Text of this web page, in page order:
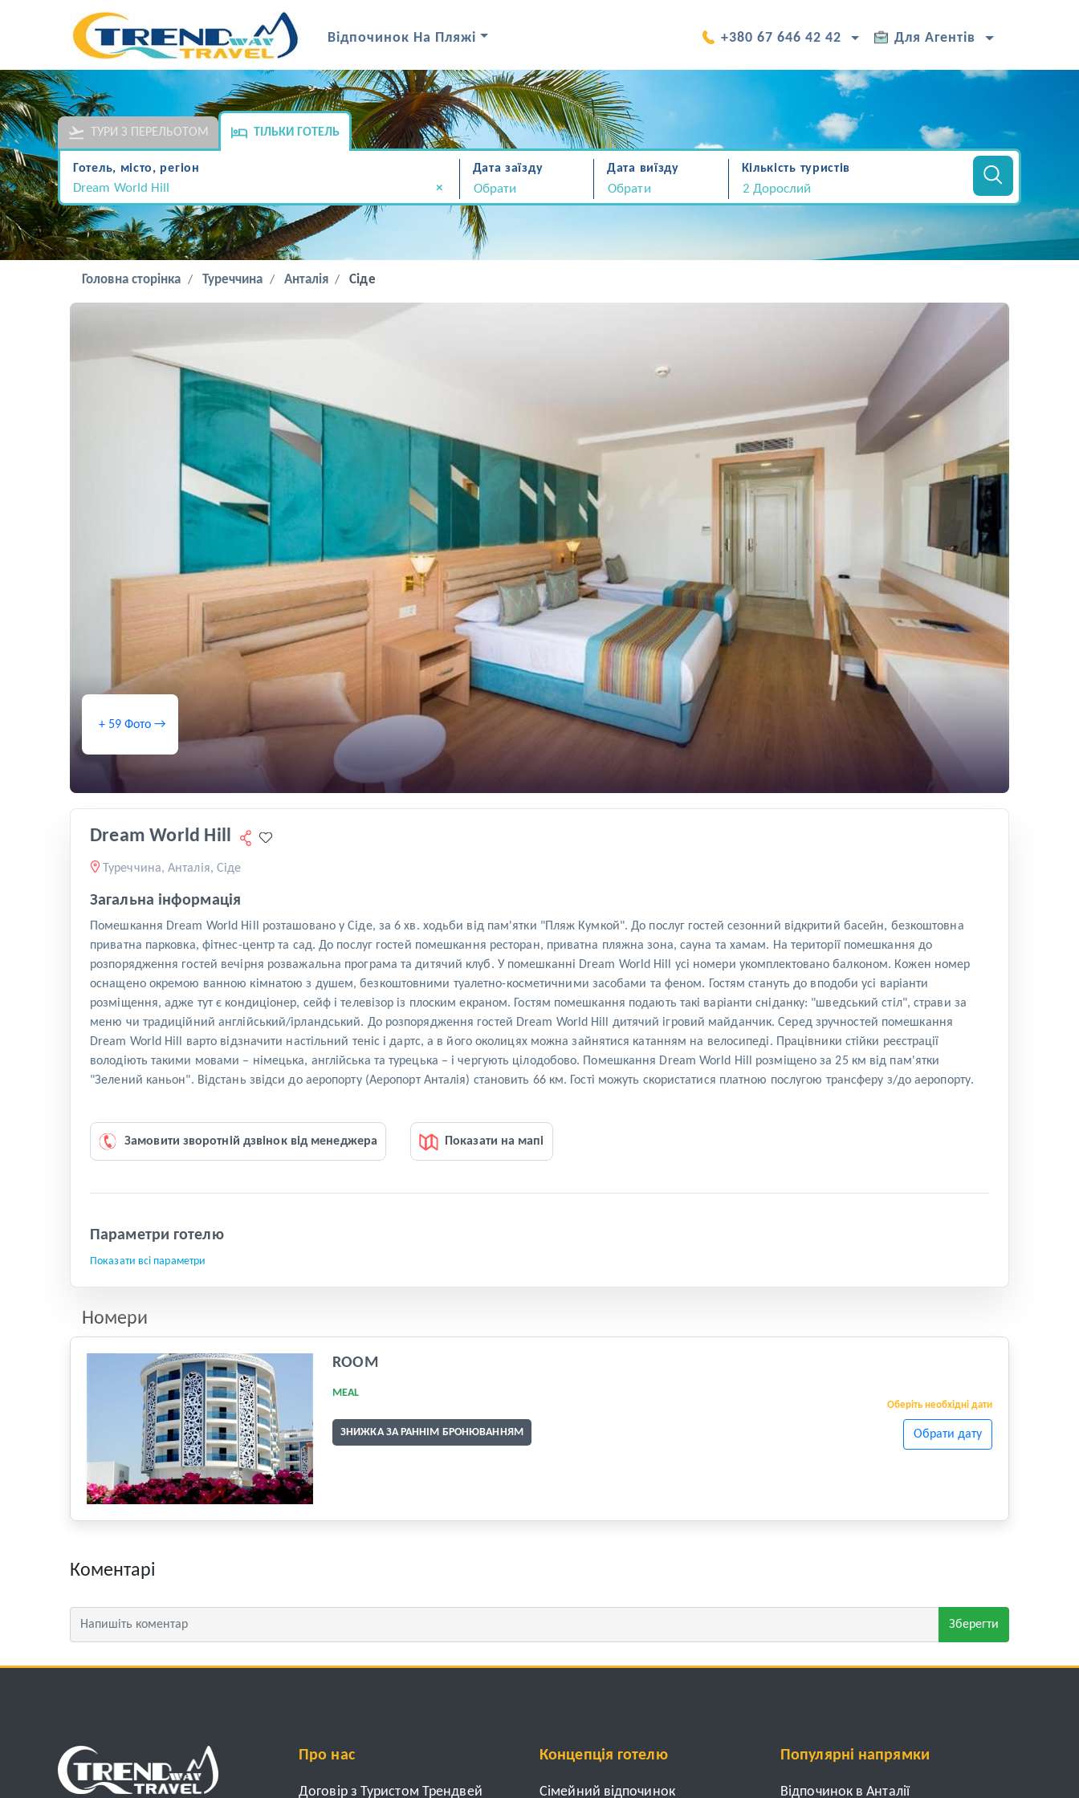
Відпочинок На Пляжі +380 67 646 42 42 Для Агентів
ТУРИ З ПЕРЕЛЬОТОМ ТІЛЬКИ ГОТЕЛЬ
Готель, місто, регіон
×
Dream World Hill
Дата заїзду Дата виїзду Кількість туристів
Головна сторінка Туреччина Анталія Сіде
+ 59 Фото →
Dream World Hill
Туреччина, Анталія, Сіде
Загальна інформація
Помешкання Dream World Hill розташовано у Сіде, за 6 хв. ходьби від пам'ятки "Пляж Кумкой". До послуг гостей сезонний відкритий басейн, безкоштовна
приватна парковка, фітнес-центр та сад. До послуг гостей помешкання ресторан, приватна пляжна зона, сауна та хамам. На території помешкання до
розпорядження гостей вечірня розважальна програма та дитячий клуб. У помешканні Dream World Hill усі номери укомплектовано балконом. Кожен номер
оснащено окремою ванною кімнатою з душем, безкоштовними туалетно-косметичними засобами та феном. Гостям стануть до вподоби усі варіанти
розміщення, адже тут є кондиціонер, сейф і телевізор із плоским екраном. Гостям помешкання подають такі варіанти сніданку: "шведський стіл", страви за
меню чи традиційний англійський/ірландський. До розпорядження гостей Dream World Hill дитячий ігровий майданчик. Серед зручностей помешкання
Dream World Hill варто відзначити настільний теніс і дартс, а в його околицях можна зайнятися катанням на велосипеді. Працівники стійки реєстрації
володіють такими мовами – німецька, англійська та турецька – і чергують цілодобово. Помешкання Dream World Hill розміщено за 25 км від пам'ятки
"Зелений каньон". Відстань звідси до аеропорту (Аеропорт Анталія) становить 66 км. Гості можуть скористатися платною послугою трансферу з/до аеропорту.
Замовити зворотній дзвінок від менеджера Показати на мапі
Параметри готелю
Показати всі параметри
Номери
ROOM
MEAL
ЗНИЖКА ЗА РАННІМ БРОНЮВАННЯМ
Оберіть необхідні дати
Обрати дату
Коментарі
Зберегти
Про нас
Договір з Туристом Трендвей
Концепція готелю
Cімейний відпочинок
Популярні напрямки
Відпочинок в Анталії